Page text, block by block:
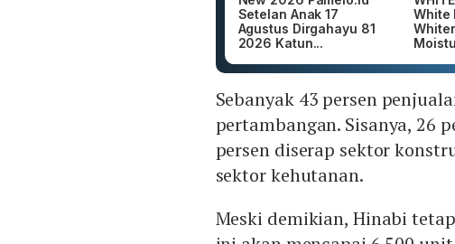
Setelan Anak 17
Agustus Dirgahayu 81
2026 Katun...
White
Sebanyak 43 persen
pertambangan. Sisanya, 26
persen diserap sektor
sektor kehutanan.
Meski demikian, Hinabi